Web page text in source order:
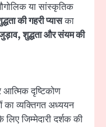
या सांस्कृतिक
की गहरी प्यासका
शुद्धता और संयम की
दृष्टिकोण
का व्यक्तिगत अध्ययन
लिए जिम्मेदारी दर्शक की